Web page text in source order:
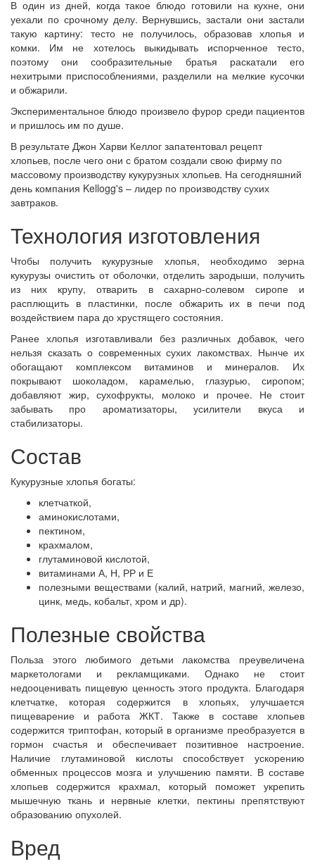
В один из дней, когда такое блюдо готовили на кухне, они
уехали по срочному делу. Вернувшись, застали они застали
такую картину: тесто не получилось, образовав хлопья и
комки. Им не хотелось выкидывать испорченное тесто,
поэтому они сообразительные братья раскатали его
нехитрыми приспособлениями, разделили на мелкие кусочки
и обжарили.
Экспериментальное блюдо произвело фурор среди пациентов
и пришлось им по душе.
В результате Джон Харви Келлог запатентовал рецепт
хлопьев, после чего они с братом создали свою фирму по
массовому производству кукурузных хлопьев. На сегодняшний
день компания Kellogg's – лидер по производству сухих
завтраков.
Технология изготовления
Чтобы получить кукурузные хлопья, необходимо зерна
кукурузы очистить от оболочки, отделить зародыши, получить
из них крупу, отварить в сахарно-солевом сиропе и
расплющить в пластинки, после обжарить их в печи под
воздействием пара до хрустящего состояния.
Ранее хлопья изготавливали без различных добавок, чего
нельзя сказать о современных сухих лакомствах. Нынче их
обогащают комплексом витаминов и минералов. Их
покрывают шоколадом, карамелью, глазурью, сиропом;
добавляют жир, сухофрукты, молоко и прочее. Не стоит
забывать про ароматизаторы, усилители вкуса и
стабилизаторы.
Состав
Кукурузные хлопья богаты:
клетчаткой,
аминокислотами,
пектином,
крахмалом,
глутаминовой кислотой,
витаминами А, Н, РР и Е
полезными веществами (калий, натрий, магний, железо,
цинк, медь, кобальт, хром и др).
Полезные свойства
Польза этого любимого детьми лакомства преувеличена
маркетологами и рекламщиками. Однако не стоит
недооценивать пищевую ценность этого продукта. Благодаря
клетчатке, которая содержится в хлопьях, улучшается
пищеварение и работа ЖКТ. Также в составе хлопьев
содержится триптофан, который в организме преобразуется в
гормон счастья и обеспечивает позитивное настроение.
Наличие глутаминовой кислоты способствует ускорению
обменных процессов мозга и улучшению памяти. В составе
хлопьев содержится крахмал, который поможет укрепить
мышечную ткань и нервные клетки, пектины препятствуют
образованию опухолей.
Вред